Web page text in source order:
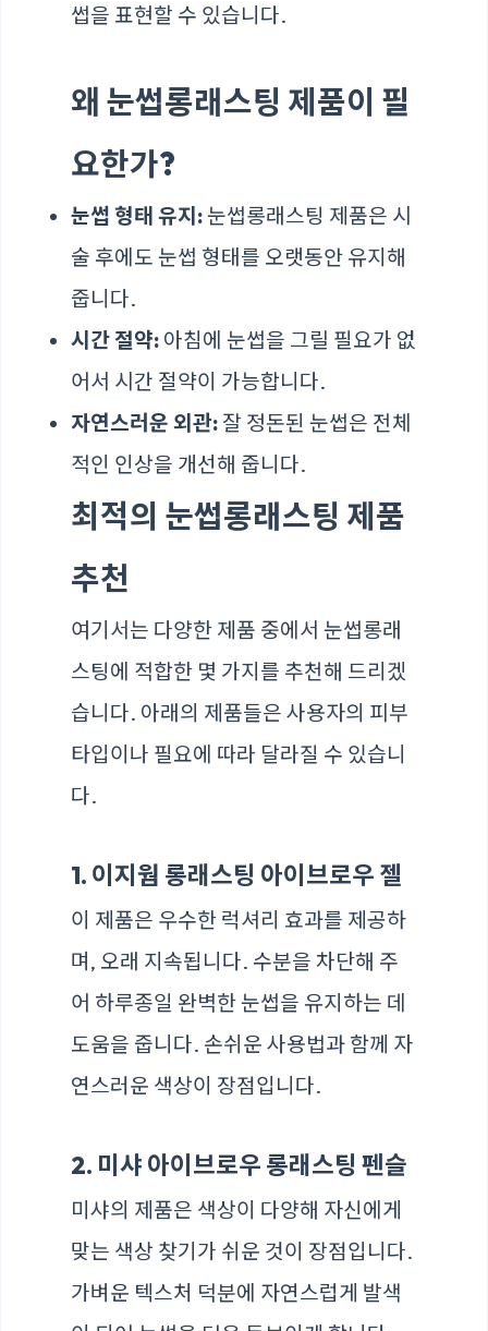
썹을 표현할 수 있습니다.
왜 눈썹롱래스팅 제품이 필
요한가?
눈썹 형태 유지:눈썹롱래스팅 제품은 시
술 후에도 눈썹 형태를 오랫동안 유지해
줍니다.
시간 절약: 아침에 눈썹을 그릴 필요가 없
어서 시간 절약이 가능합니다.
자연스러운 외관: 잘 정돈된 눈썹은 전체
적인 인상을 개선해 줍니다.
최적의 눈썹롱래스팅 제품
추천
여기서는 다양한 제품 중에서 눈썹롱래
스팅에 적합한 몇 가지를 추천해 드리겠
습니다. 아래의 제품들은 사용자의 피부
타입이나 필요에 따라 달라질 수 있습니
다.
1. 이지웜 롱래스팅 아이브로우 젤
이 제품은 우수한 럭셔리 효과를 제공하
며, 오래 지속됩니다. 수분을 차단해 주
어 하루종일 완벽한 눈썹을 유지하는 데
도움을 줍니다. 손쉬운 사용법과 함께 자
연스러운 색상이 장점입니다.
2. 미샤 아이브로우 롱래스팅 펜슬
미샤의 제품은 색상이 다양해 자신에게
맞는 색상 찾기가 쉬운 것이 장점입니다.
가벼운 텍스처 덕분에 자연스럽게 발색